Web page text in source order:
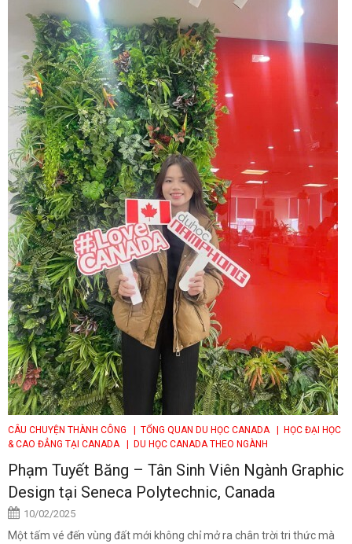
CÂU CHUYỆN THÀNH CÔNG | TỔNG QUAN DU HỌC CANADA
| HỌC ĐẠI HỌC
& CAO ĐẲNG TẠI CANADA
| DU HỌC CANADA THEO NGÀNH
Phạm Tuyết Băng – Tân Sinh Viên Ngành Graphic
Design tại Seneca Polytechnic, Canada
10/02/2025
Một tấm vé đến vùng đất mới không chỉ mở ra chân trời tri thức mà